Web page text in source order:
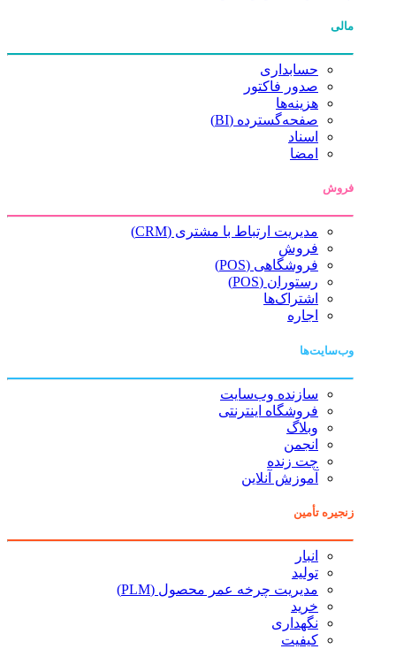
مالی
حسابداری
صدور فاکتور
هزینه‌ها
صفحه‌گسترده (BI)
اسناد
امضا
فروش
مدیریت ارتباط با مشتری (CRM)
فروش
فروشگاهی (POS)
رستوران (POS)
اشتراک‌ها
اجاره
وب‌سایت‌ها
سازنده وب‌سایت
فروشگاه اینترنتی
وبلاگ
انجمن
چت زنده
آموزش آنلاین
زنجیره تأمین
انبار
تولید
مدیریت چرخه عمر محصول (PLM)
خرید
نگهداری
کیفیت